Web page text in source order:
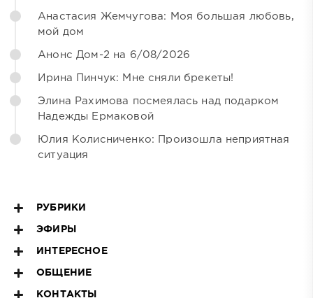
Анастасия Жемчугова: Моя большая любовь,
мой дом
Анонс Дом-2 на 6/08/2026
Ирина Пинчук: Мне сняли брекеты!
Элина Рахимова посмеялась над подарком
Надежды Ермаковой
Юлия Колисниченко: Произошла неприятная
ситуация
РУБРИКИ
ЭФИРЫ
ИНТЕРЕСНОЕ
ОБЩЕНИЕ
КОНТАКТЫ